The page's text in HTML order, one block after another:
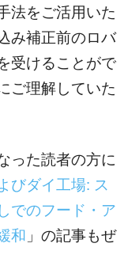
法をご活用いた
み補正前のロバ
受けることがで
ご理解していた
った読者の方に
びダイ工場: ス
でのフード・ア
和 」の記事もぜ